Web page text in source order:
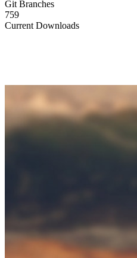
Git Branches
759
Current Downloads